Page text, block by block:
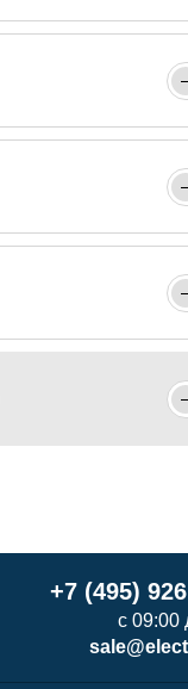
+7 (495)
с 09:00